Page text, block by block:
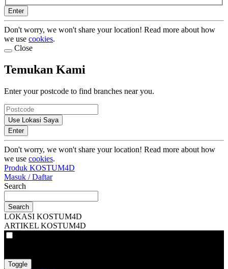
Enter
Don't worry, we won't share your location! Read more about how
we use cookies.
Close
Temukan Kami
Enter your postcode to find branches near you.
Use Lokasi Saya
Enter
Don't worry, we won't share your location! Read more about how
we use cookies.
Produk KOSTUM4D
Masuk / Daftar
Search
Search
LOKASI KOSTUM4D
ARTIKEL KOSTUM4D
Toggle